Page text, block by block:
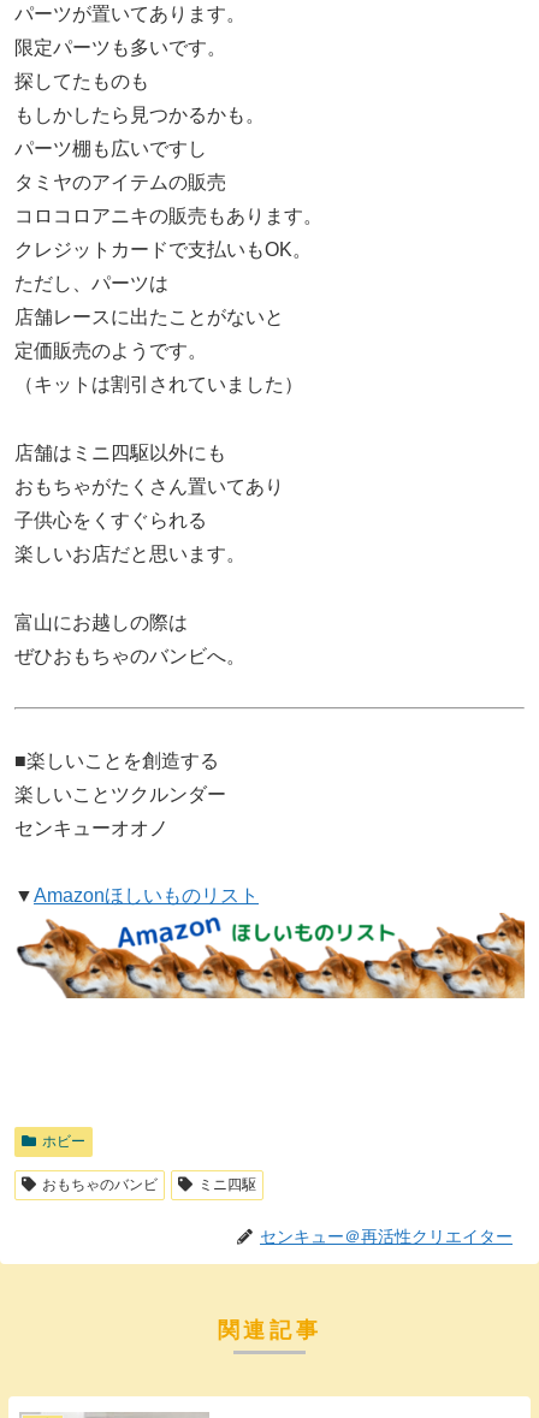
パーツが置いてあります。
限定パーツも多いです。
探してたものも
もしかしたら見つかるかも。
パーツ棚も広いですし
タミヤのアイテムの販売
コロコロアニキの販売もあります。
クレジットカードで支払いもOK。
ただし、パーツは
店舗レースに出たことがないと
定価販売のようです。
（キットは割引されていました）
店舗はミニ四駆以外にも
おもちゃがたくさん置いてあり
子供心をくすぐられる
楽しいお店だと思います。
富山にお越しの際は
ぜひおもちゃのバンビへ。
■楽しいことを創造する
楽しいことツクルンダー
センキューオオノ
▼Amazonほしいものリスト
ホビー
おもちゃのバンビ ミニ四駆
センキュー＠再活性クリエイター
関連記事